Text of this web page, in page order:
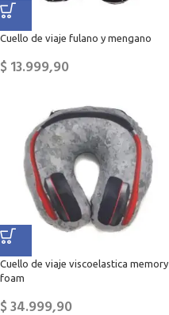
Cuello de viaje fulano y mengano
$13.999,90
Cuello de viaje viscoelastica memory
foam
$34.999,90